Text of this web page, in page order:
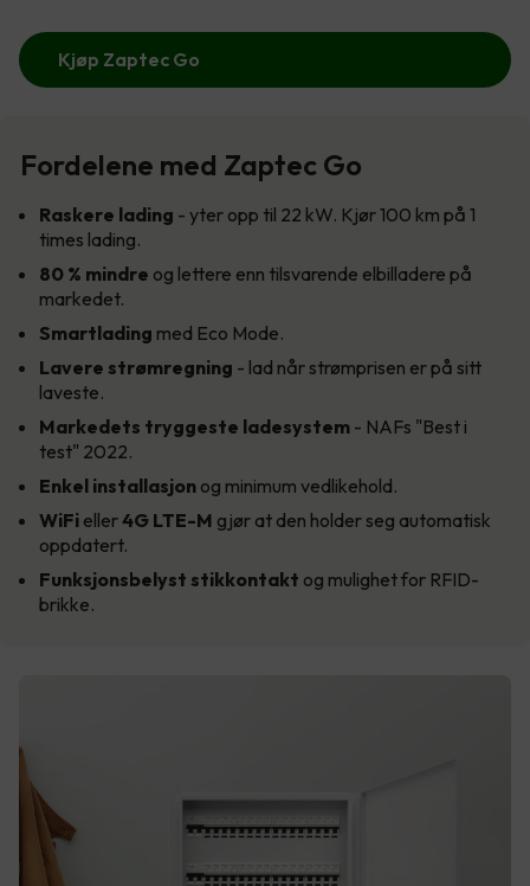
Kjøp Zaptec Go
Fordelene med Zaptec Go
Raskere lading - yter opp til 22 kW. Kjør 100 km på 1
times lading.
80 % mindre og lettere enn tilsvarende elbilladere på
markedet.
Smartlading med Eco Mode.
Lavere strømregning - lad når strømprisen er på sitt
laveste.
Markedets tryggeste ladesystem - NAFs "Best i
test" 2022.
Enkel installasjon og minimum vedlikehold.
WiFi eller4G LTE-M gjør at den holder seg automatisk
oppdatert.
Funksjonsbelyst stikkontakt og mulighet for RFID-
brikke.